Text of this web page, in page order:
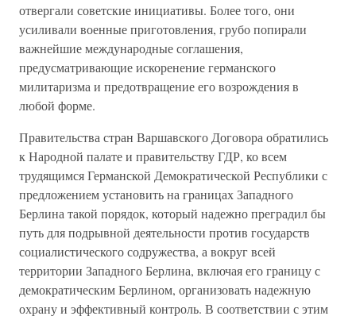
отвергали советские инициативы. Более того, они
усиливали военные приготовления, грубо попирали
важнейшие международные соглашения,
предусматривающие искоренение германского
милитаризма и предотвращение его возрождения в
любой форме.
Правительства стран Варшавского Договора обратились
к Народной палате и правительству ГДР, ко всем
трудящимся Германской Демократической Республики с
предложением установить на границах Западного
Берлина такой порядок, который надежно преградил бы
путь для подрывной деятельности против государств
социалистического содружества, а вокруг всей
территории Западного Берлина, включая его границу с
демократическим Берлином, организовать надежную
охрану и эффективный контроль. В соответствии с этим